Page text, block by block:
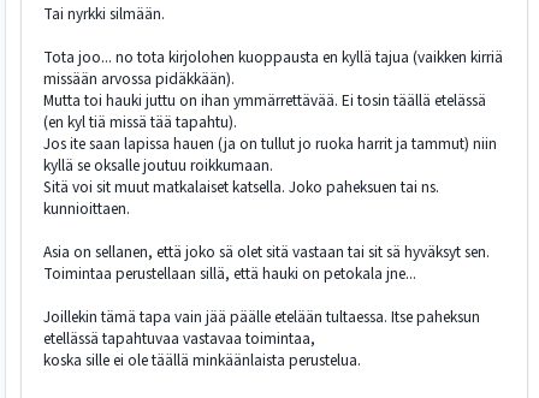
Tai nyrkki silmään.
Tota joo... no tota kirjolohen kuoppausta en kyllä tajua (vaikken kirriä
missään arvossa pidäkkään).
Mutta toi hauki juttu on ihan ymmärrettävää. Ei tosin täällä etelässä
(en kyl tiä missä tää tapahtu).
Jos ite saan lapissa hauen (ja on tullut jo ruoka harrit ja tammut) niin
kyllä se oksalle joutuu roikkumaan.
Sitä voi sit muut matkalaiset katsella. Joko paheksuen tai ns.
kunnioittaen.
Asia on sellanen, että joko sä olet sitä vastaan tai sit sä hyväksyt sen.
Toimintaa perustellaan sillä, että hauki on petokala jne...
Joillekin tämä tapa vain jää päälle etelään tultaessa. Itse paheksun
etellässä tapahtuvaa vastavaa toimintaa,
koska sille ei ole täällä minkäänlaista perustelua.